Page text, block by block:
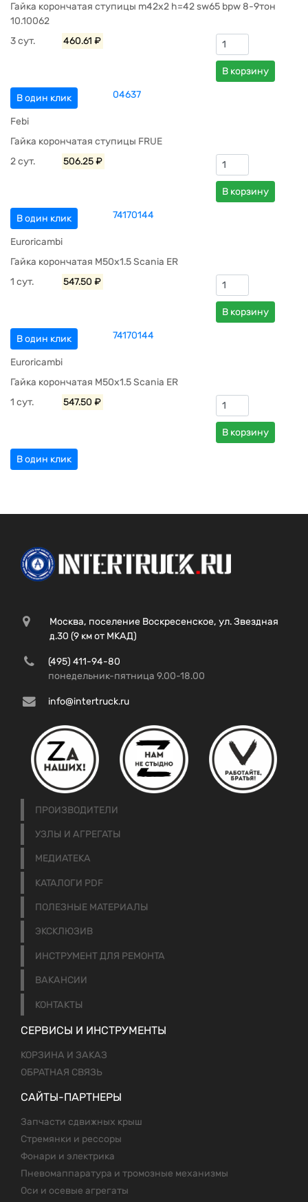
Гайка корончатая ступицы m42x2 h=42 sw65 bpw 8-9тон
10.10062
3 сут.
460.61 ₽
В корзину
В один клик 04637
Febi
Гайка корончатая ступицы FRUE
2 сут.
506.25 ₽
В корзину
В один клик 74170144
Euroricambi
Гайка корончатая М50x1.5 Scania ER
1 сут.
547.50 ₽
В корзину
В один клик 74170144
Euroricambi
Гайка корончатая М50x1.5 Scania ER
1 сут.
547.50 ₽
В корзину
В один клик
Москва, поселение Воскресенское, ул. Звездная
д.30 (9 км от МКАД)
(495) 411-94-80
понедельник-пятница 9.00-18.00
info@intertruck.ru
ПРОИЗВОДИТЕЛИ
УЗЛЫ И АГРЕГАТЫ
МЕДИАТЕКА
КАТАЛОГИ PDF
ПОЛЕЗНЫЕ МАТЕРИАЛЫ
ЭКСКЛЮЗИВ
ИНСТРУМЕНТ ДЛЯ РЕМОНТА
ВАКАНСИИ
КОНТАКТЫ
СЕРВИСЫ И ИНСТРУМЕНТЫ
КОРЗИНА И ЗАКАЗ
ОБРАТНАЯ СВЯЗЬ
САЙТЫ-ПАРТНЕРЫ
Запчасти сдвижных крыш
Стремянки и рессоры
Фонари и электрика
Пневомаппаратура и тромозные механизмы
Оси и осевые агрегаты